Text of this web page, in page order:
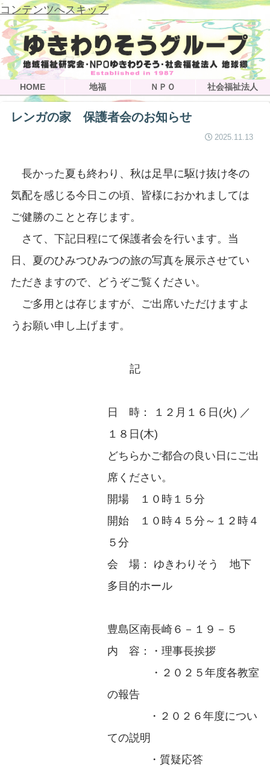
コンテンツへスキップ
HOME 地福 ＮＰＯ 社会福祉法人
レンガの家 保護者会のお知らせ
2025.11.13
長かった夏も終わり、秋は足早に駆け抜け冬の
気配を感じる今日この頃、皆様におかれましては
ご健勝のことと存じます。
さて、下記日程にて保護者会を行います。当
日、夏のひみつひみつの旅の写真を展示させてい
ただきますので、どうぞご覧ください。
ご多用とは存じますが、ご出席いただけますよ
うお願い申し上げます。
記
日 時： １２月１６日(火) ／
１８日(木)
どちらかご都合の良い日にご出
席ください。
開場 １０時１５分
開始 １０時４５分～１２時４
５分
会 場： ゆきわりそう 地下
多目的ホール
豊島区南長崎６－１９－５
内 容：・理事長挨拶
・２０２５年度各教室
の報告
・２０２６年度につい
ての説明
・質疑応答